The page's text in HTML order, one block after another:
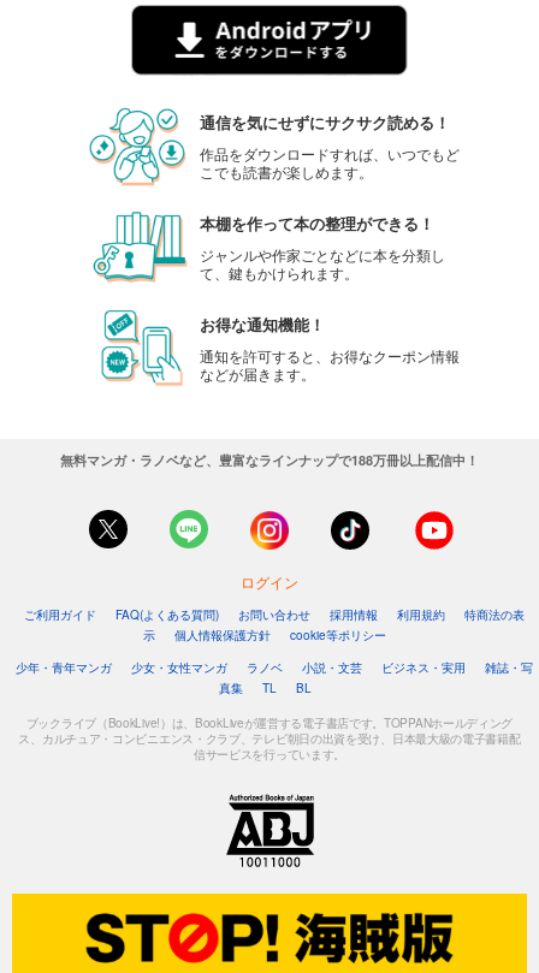
通信を気にせずにサクサク読める！
作品をダウンロードすれば、いつでもど
こでも読書が楽しめます。
本棚を作って本の整理ができる！
ジャンルや作家ごとなどに本を分類し
て、鍵もかけられます。
お得な通知機能！
通知を許可すると、お得なクーポン情報
などが届きます。
無料マンガ・ラノベなど、豊富なラインナップで188万冊以上配信中！
ログイン
ご利用ガイド FAQ(よくある質問) お問い合わせ 採用情報 利用規約
特商法の表
示
個人情報保護方針
cookie等ポリシー
少年・青年マンガ
少女・女性マンガ ラノベ 小説・文芸 ビジネス・実用
雑誌・写
真集
TL BL
ブックライブ（BookLive!）は、BookLiveが運営する電子書店です。TOPPANホールディング
ス、カルチュア・コンビニエンス・クラブ、テレビ朝日の出資を受け、日本最大級の電子書籍配
信サービスを行っています。